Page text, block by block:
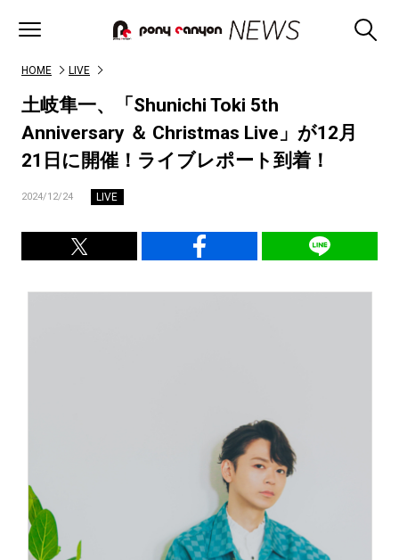
HOME LIVE
土岐隼一、「Shunichi Toki 5th
Anniversary ＆ Christmas Live」が12月
21日に開催！ライブレポート到着！
2024/12/24 LIVE